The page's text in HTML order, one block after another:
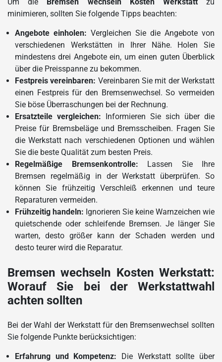
Um die Bremsen wechseln Kosten Werkstattzu
minimieren, sollten Sie folgende Tipps beachten:
Angebote einholen: Vergleichen Sie die Angebote von
verschiedenen Werkstätten in Ihrer Nähe. Holen Sie
mindestens drei Angebote ein, um einen guten Überblick
über die Preisspanne zu bekommen.
Festpreis vereinbaren: Vereinbaren Sie mit der Werkstatt
einen Festpreis für den Bremsenwechsel. So vermeiden
Sie böse Überraschungen bei der Rechnung.
Ersatzteile vergleichen: Informieren Sie sich über die
Preise für Bremsbeläge und Bremsscheiben. Fragen Sie
die Werkstatt nach verschiedenen Optionen und wählen
Sie die beste Qualität zum besten Preis.
Regelmäßige Bremsenkontrolle: Lassen Sie Ihre
Bremsen regelmäßig in der Werkstatt überprüfen. So
können Sie frühzeitig Verschleiß erkennen und teure
Reparaturen vermeiden.
Frühzeitig handeln: Ignorieren Sie keine Warnzeichen wie
quietschende oder schleifende Bremsen. Je länger Sie
warten, desto größer kann der Schaden werden und
desto teurer wird die Reparatur.
Bremsen wechseln Kosten Werkstatt:
Worauf Sie bei der Werkstattwahl
achten sollten
Bei der Wahl der Werkstatt für den Bremsenwechsel sollten
Sie folgende Punkte berücksichtigen:
Erfahrung und Kompetenz: Die Werkstatt sollte über